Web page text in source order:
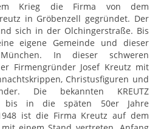
Krieg die Firma von dem
in Gröbenzell gegründet. Der
sich in der Olchingerstraße. Bis
eigene Gemeinde und dieser
In dieser schweren
Firmengründer Josef Kreutz mit
Christusfiguren und
Die bekannten KREUTZ
bis in die späten 50er Jahre
ist die Firma Kreutz auf dem